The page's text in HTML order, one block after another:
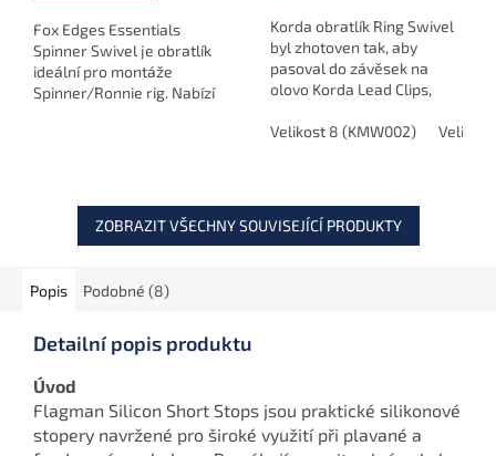
Fox Edges Essentials
Spinner Swivel je obratlík
ideální pro montáže
Spinner/Ronnie rig. Nabízí
Korda obratlík Ring Swivel
byl zhotoven tak, aby
pasoval do závěsek na
olovo Korda Lead Clips,
Bait-Up Method Feeders.
Velikost 8 (KMW002) Velikost
ZOBRAZIT VŠECHNY SOUVISEJÍCÍ PRODUKTY
Popis Podobné (8)
Detailní popis produktu
Úvod
Flagman Silicon Short Stops jsou praktické silikonové
stopery navržené pro široké využití při plavané a